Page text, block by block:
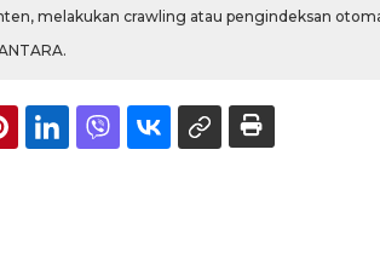
melakukan crawling atau pengindeksan